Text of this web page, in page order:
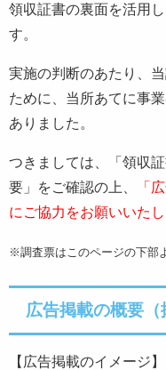
領収証書の裏面を活用
す。
実施の判断のあたり、
ために、当所あてに事
ありました。
つきましては、「領収
要」をご確認の上、
「
にご協力をお願いいたし
※調査票はこのページの下部
広告掲載の概要（
【広告掲載のイメージ】